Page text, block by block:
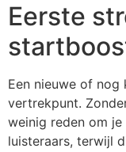
Eerste
Een nieuwe of nog
vertrekpunt.
weinig reden om
luisteraars, terwijl